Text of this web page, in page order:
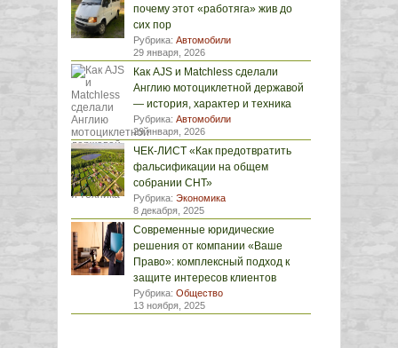
почему этот «работяга» жив до
сих пор
Рубрика: Автомобили
29 января, 2026
Как AJS и Matchless сделали
Англию мотоциклетной державой
— история, характер и техника
Рубрика: Автомобили
29 января, 2026
ЧЕК-ЛИСТ «Как предотвратить
фальсификации на общем
собрании СНТ»
Рубрика: Экономика
8 декабря, 2025
Современные юридические
решения от компании «Ваше
Право»: комплексный подход к
защите интересов клиентов
Рубрика: Общество
13 ноября, 2025